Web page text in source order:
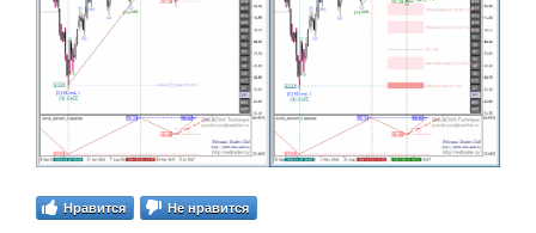
Нравится Не нравится